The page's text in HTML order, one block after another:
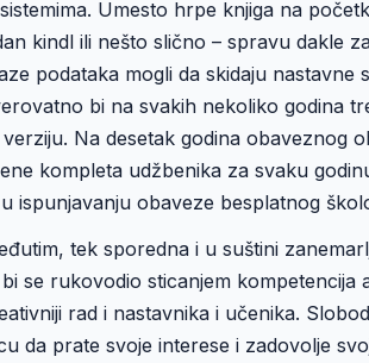
Umesto hrpe knjiga na
kindl ili nešto slično – spravu dakle
podataka mogli da skidaju
bi na svakih nekoliko godina
Na desetak godina obaveznog
kompleta udžbenika za svaku
ispunjavanju obaveze besplatnog
tek sporedna i u suštini
se rukovodio sticanjem
rad i nastavnika i učenika.
da prate svoje interese i zadovolje